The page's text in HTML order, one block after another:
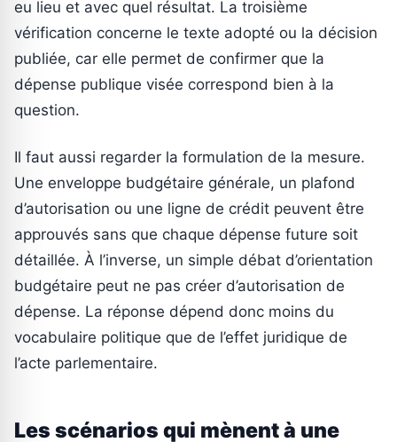
eu lieu et avec quel résultat. La troisième
vérification concerne le texte adopté ou la décision
publiée, car elle permet de confirmer que la
dépense publique visée correspond bien à la
question.
Il faut aussi regarder la formulation de la mesure.
Une enveloppe budgétaire générale, un plafond
d’autorisation ou une ligne de crédit peuvent être
approuvés sans que chaque dépense future soit
détaillée. À l’inverse, un simple débat d’orientation
budgétaire peut ne pas créer d’autorisation de
dépense. La réponse dépend donc moins du
vocabulaire politique que de l’effet juridique de
l’acte parlementaire.
Les scénarios qui mènent à une